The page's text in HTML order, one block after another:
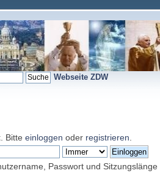
Webseite ZDW
. Bitte einloggen oder registrieren
Passwort und Sitzungslänge